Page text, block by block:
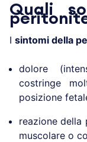
Quali
I sintomi della
dolore
costringe
posizione
reazione della
muscolare o